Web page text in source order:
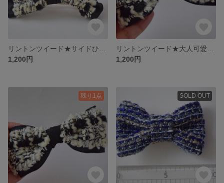
1,200円
1,200円
残り1点 SOLD OUT